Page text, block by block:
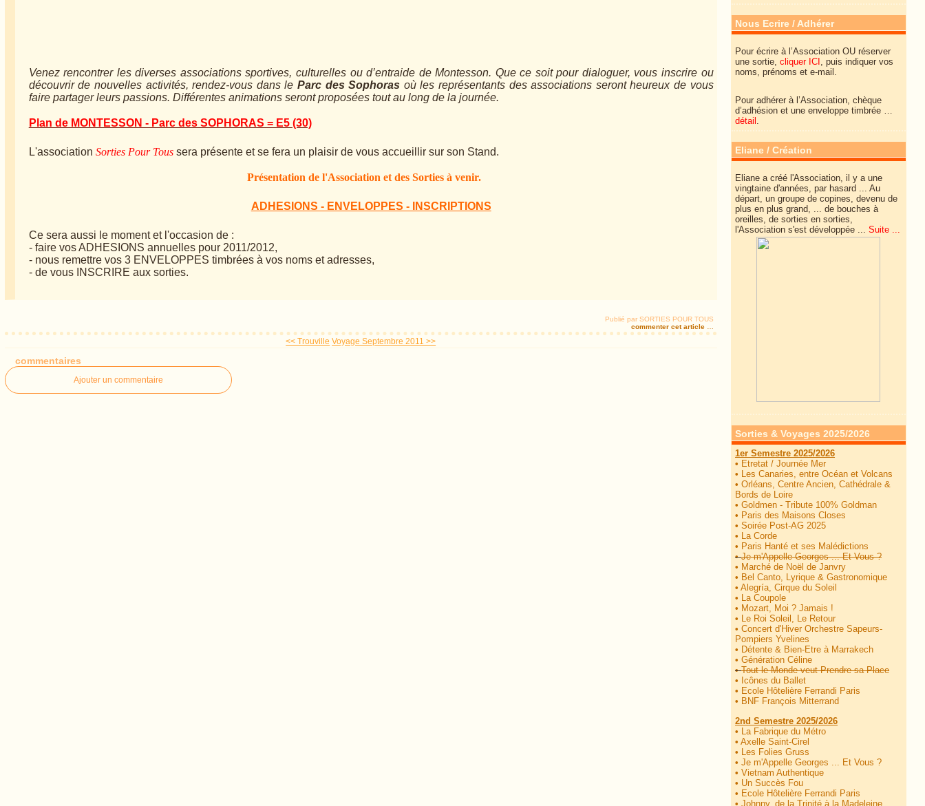
Venez rencontrer les diverses associations sportives, culturelles ou d’entraide de Montesson. Que ce soit pour dialoguer, vous inscrire ou
découvrir de nouvelles activités, rendez-vous dans le Parc des Sophoras où les représentants des associations seront heureux de vous
faire partager leurs passions. Différentes animations seront proposées tout au long de la journée.
Plan de MONTESSON - Parc des SOPHORAS = E5 (30)
L'association Sorties Pour Toussera présente et se fera un plaisir de vous accueillir sur son Stand.
Présentation de l'Association et des Sorties à venir.
ADHESIONS - ENVELOPPES - INSCRIPTIONS
Ce sera aussi le moment et l'occasion de :
- faire vos ADHESIONS annuelles pour 2011/2012,
- nous remettre vos 3 ENVELOPPES timbrées à vos noms et adresses,
- de vous INSCRIRE aux sorties.
Publié par SORTIES POUR TOUS
commenter cet article
<< Trouville Voyage Septembre 2011 >>
commentaires
Ajouter un commentaire
Nous Ecrire / Adhérer
Pour écrire à l’Association OU réserver
une sortie,cliquer ICI , puis indiquer vos
noms, prénoms et e-mail.
Pour adhérer à l’Association, chèque
d’adhésion et une enveloppe timbrée …
détail .
Eliane / Création
Eliane a créé l'Association, il y a une
vingtaine d'années, par hasard ... Au
départ, un groupe de copines, devenu de
plus en plus grand, ... de bouches à
oreilles, de sorties en sorties,
l'Association s'est développée ...Suite ...
Sorties & Voyages 2025/2026
1er Semestre 2025/2026
• Etretat / Journée Mer
• Les Canaries, entre Océan et Volcans
• Orléans, Centre Ancien, Cathédrale &
Bords de Loire
• Goldmen - Tribute 100% Goldman
• Paris des Maisons Closes
• Soirée Post-AG 2025
• La Corde
• Paris Hanté et ses Malédictions
• Je m'Appelle Georges ... Et Vous ?
• Marché de Noël de Janvry
• Bel Canto, Lyrique & Gastronomique
• Alegría, Cirque du Soleil
• La Coupole
• Mozart, Moi ? Jamais !
• Le Roi Soleil, Le Retour
• Concert d'Hiver Orchestre Sapeurs-
Pompiers Yvelines
• Détente & Bien-Etre à Marrakech
• Génération Céline
• Tout le Monde veut Prendre sa Place
• Icônes du Ballet
• Ecole Hôtelière Ferrandi Paris
• BNF François Mitterrand
2nd Semestre 2025/2026
• La Fabrique du Métro
• Axelle Saint-Cirel
• Les Folies Gruss
• Je m'Appelle Georges ... Et Vous ?
• Vietnam Authentique
• Un Succès Fou
• Ecole Hôtelière Ferrandi Paris
• Johnny, de la Trinité à la Madeleine